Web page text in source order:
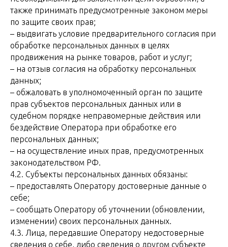
также принимать предусмотренные законом меры
по защите своих прав;
– выдвигать условие предварительного согласия при
обработке персональных данных в целях
продвижения на рынке товаров, работ и услуг;
– на отзыв согласия на обработку персональных
данных;
– обжаловать в уполномоченный орган по защите
прав субъектов персональных данных или в
судебном порядке неправомерные действия или
бездействие Оператора при обработке его
персональных данных;
– на осуществление иных прав, предусмотренных
законодательством РФ.
4.2. Субъекты персональных данных обязаны:
– предоставлять Оператору достоверные данные о
себе;
– сообщать Оператору об уточнении (обновлении,
изменении) своих персональных данных.
4.3. Лица, передавшие Оператору недостоверные
сведения о себе, либо сведения о другом субъекте